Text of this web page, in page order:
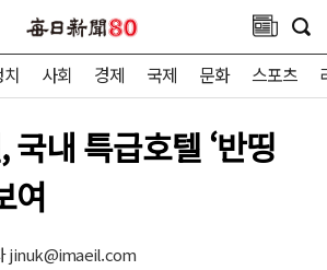
사회 경제 국제 문화 스포츠
국내 특급호텔 ‘반띵
여
jinuk@imaeil.com